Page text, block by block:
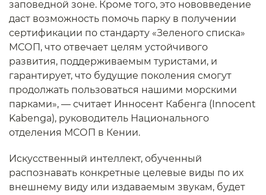
заповедной зоне. Кроме того, это нововведение
даст возможность помочь парку в получении
сертификации по стандарту «Зеленого списка»
МСОП, что отвечает целям устойчивого
развития, поддерживаемым туристами, и
гарантирует, что будущие поколения смогут
продолжать пользоваться нашими морскими
парками», — считает Инносент Кабенга (Innocent
Kabenga), руководитель Национального
отделения МСОП в Кении.
Искусственный интеллект, обученный
распознавать конкретные целевые виды по их
внешнему виду или издаваемым звукам, будет